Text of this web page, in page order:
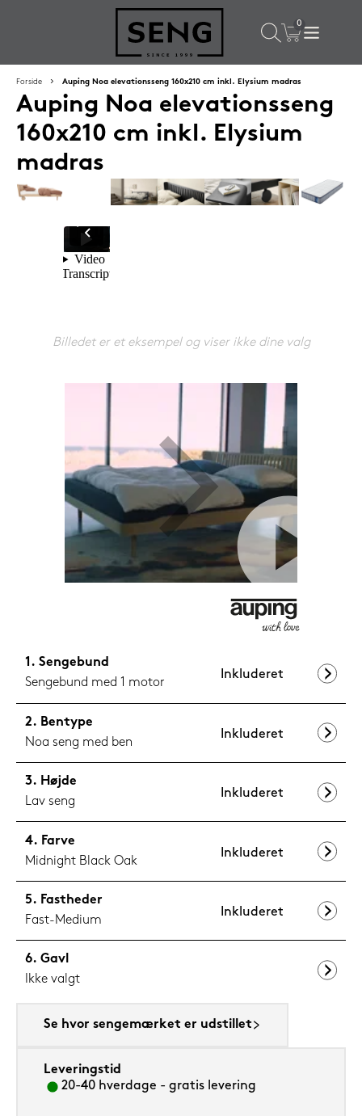
Populære valg til dig
16%
Silvana Support hovedpude 50x65 cm Flourine (blå)
1.419,-
Forside Auping Noa elevationsseng 160x210 cm inkl. Elysium madras
Auping Noa elevationsseng
160x210 cm inkl. Elysium
madras
Billedet er et eksempel og viser ikke dine valg
Sengebund
Sengebund med 1 motor
Inkluderet
Bentype
Noa seng med ben
Inkluderet
Højde
Lav seng
Inkluderet
Farve
Midnight Black Oak
Inkluderet
Fastheder
Fast-Medium
Inkluderet
Gavl
Ikke valgt
Se hvor sengemærket er udstillet
Leveringstid
20-40 hverdage - gratis levering